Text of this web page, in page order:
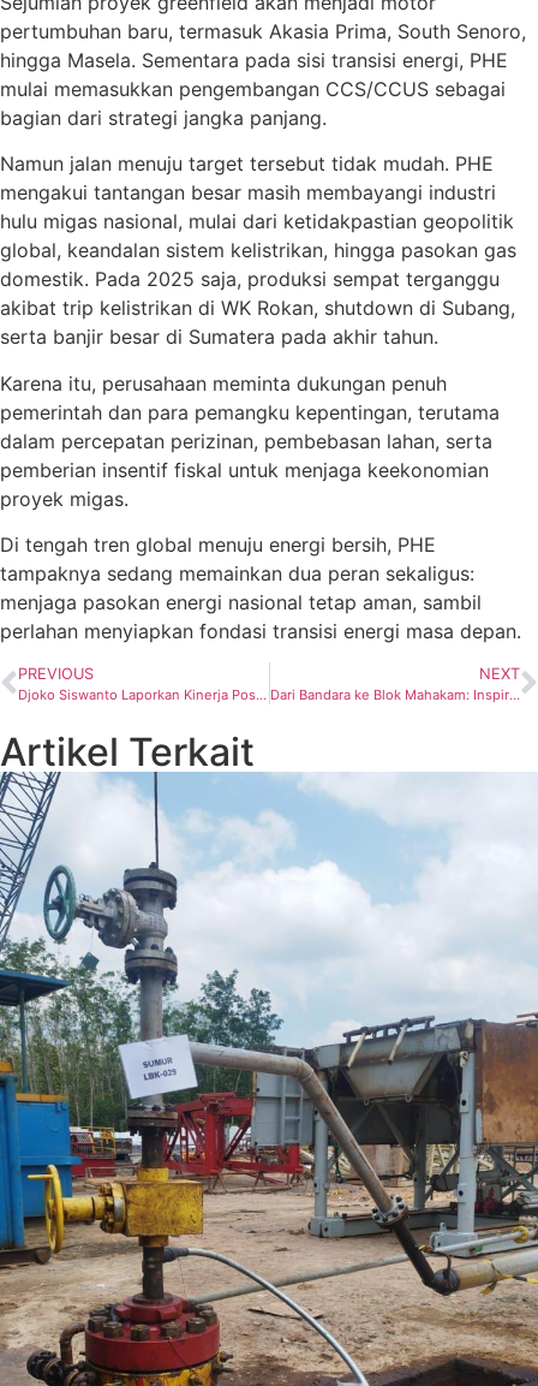
pertumbuhan baru, termasuk Akasia Prima, South Senoro,
hingga Masela. Sementara pada sisi transisi energi, PHE
mulai memasukkan pengembangan CCS/CCUS sebagai
bagian dari strategi jangka panjang.
Namun jalan menuju target tersebut tidak mudah. PHE
mengakui tantangan besar masih membayangi industri
hulu migas nasional, mulai dari ketidakpastian geopolitik
global, keandalan sistem kelistrikan, hingga pasokan gas
domestik. Pada 2025 saja, produksi sempat terganggu
akibat trip kelistrikan di WK Rokan, shutdown di Subang,
serta banjir besar di Sumatera pada akhir tahun.
Karena itu, perusahaan meminta dukungan penuh
pemerintah dan para pemangku kepentingan, terutama
dalam percepatan perizinan, pembebasan lahan, serta
pemberian insentif fiskal untuk menjaga keekonomian
proyek migas.
Di tengah tren global menuju energi bersih, PHE
tampaknya sedang memainkan dua peran sekaligus:
menjaga pasokan energi nasional tetap aman, sambil
perlahan menyiapkan fondasi transisi energi masa depan.
PREVIOUS
Djoko Siswanto Laporkan Kinerja Positif Hulu Migas, Sumur AKP-002 Melejit
NEXT
Dari Bandara ke Blok Mahakam: Inspirasi Sederhana yang Hematkan Biaya Rig
Artikel Terkait